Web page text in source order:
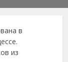
в
из